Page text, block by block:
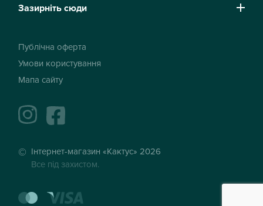
Зазирніть сюди
Публічна оферта
Умови користування
Мапа сайту
instagramfacebook
Інтернет-магазин «Кактус» 2026
Все під захистом.
mastercard